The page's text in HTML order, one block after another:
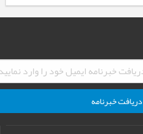
دریافت خبرنامه